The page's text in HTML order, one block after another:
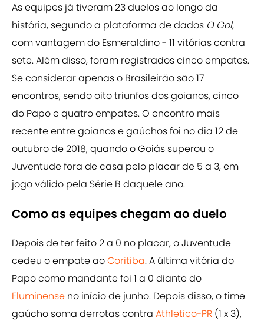
As equipes já tiveram 23 duelos ao longo da
história, segundo a plataforma de dados O Gol,
com vantagem do Esmeraldino - 11 vitórias contra
sete. Além disso, foram registrados cinco empates.
Se considerar apenas o Brasileirão são 17
encontros, sendo oito triunfos dos goianos, cinco
do Papo e quatro empates. O encontro mais
recente entre goianos e gaúchos foi no dia 12 de
outubro de 2018, quando o Goiás superou o
Juventude fora de casa pelo placar de 5 a 3, em
jogo válido pela Série B daquele ano.
Como as equipes chegam ao duelo
Depois de ter feito 2 a 0 no placar, o Juventude
cedeu o empate aoCoritiba. A última vitória do
Papo como mandante foi 1 a 0 diante do
Fluminense no início de junho. Depois disso, o time
gaúcho soma derrotas contra Athletico-PR (1 x 3),